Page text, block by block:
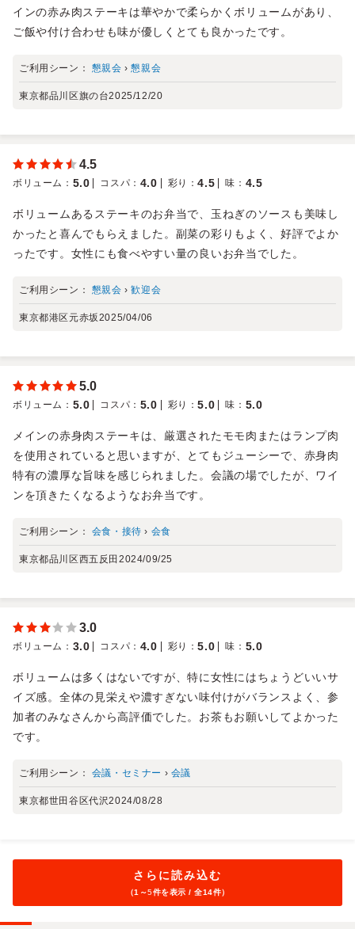
インの赤み肉ステーキは華やかで柔らかくボリュームがあり、
ご飯や付け合わせも味が優しくとても良かったです。
ご利用シーン： 懇親会 ›懇親会
東京都品川区旗の台2025/12/20
4.5
ボリューム ： 5.0 コスパ ： 4.0 彩り ：4.5 味 ： 4.5
ボリュームあるステーキのお弁当で、玉ねぎのソースも美味し
かったと喜んでもらえました。副菜の彩りもよく、好評でよか
ったです。女性にも食べやすい量の良いお弁当でした。
ご利用シーン： 懇親会 ›歓迎会
東京都港区元赤坂2025/04/06
5.0
ボリューム ： 5.0 コスパ ： 5.0 彩り ：5.0 味 ： 5.0
メインの赤身肉ステーキは、厳選されたモモ肉またはランプ肉
を使用されていると思いますが、とてもジューシーで、赤身肉
特有の濃厚な旨味を感じられました。会議の場でしたが、ワイ
ンを頂きたくなるようなお弁当です。
ご利用シーン： 会食・接待 › 会食
東京都品川区西五反田 2024/09/25
3.0
ボリューム ： 3.0 コスパ ： 4.0 彩り ：5.0 味 ： 5.0
ボリュームは多くはないですが、特に女性にはちょうどいいサ
イズ感。全体の見栄えや濃すぎない味付けがバランスよく、参
加者のみなさんから高評価でした。お茶もお願いしてよかった
です。
ご利用シーン： 会議・セミナー › 会議
東京都世田谷区代沢2024/08/28
さらに読み込む
（1～5件を表示 / 全14件）